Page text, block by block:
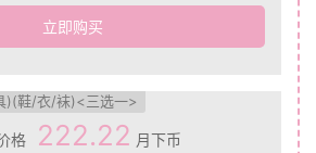
立即购买
)(鞋/衣/袜)<三选一>
格 222.22 月下币